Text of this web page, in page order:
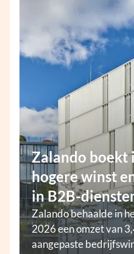
Zalando boekt
hogere winst
in B2B-
Zalando behaalde in
2026 een omzet van
aangepaste